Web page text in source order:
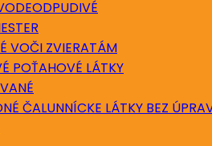
VOČI ZVIERATÁM
POŤAHOVÉ LÁTKY
ČALUNNÍCKE LÁTKY BEZ